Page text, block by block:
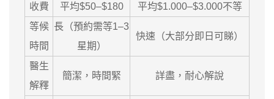
收費 平均$50–$180
平均$1.000–$3.000不等
等候
時間
長（預約需等1–3
星期）
快速（大部分即日可睇）
醫生
解釋
簡潔，時間緊 詳盡，耐心解說